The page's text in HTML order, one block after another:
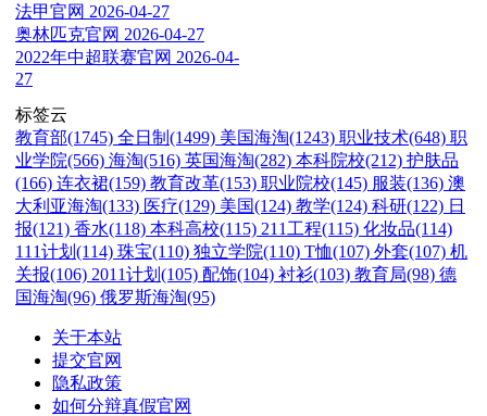
法甲官网 2026-04-27
奥林匹克官网 2026-04-27
2022年中超联赛官网 2026-04-
27
标签云
教育部(1745) 全日制(1499) 美国海淘(1243) 职业技术(648) 职
业学院(566) 海淘(516) 英国海淘(282) 本科院校(212) 护肤品
(166) 连衣裙(159) 教育改革(153) 职业院校(145) 服装(136) 澳
大利亚海淘(133) 医疗(129) 美国(124) 教学(124) 科研(122) 日
报(121) 香水(118) 本科高校(115) 211工程(115) 化妆品(114)
111计划(114) 珠宝(110) 独立学院(110) T恤(107) 外套(107) 机
关报(106) 2011计划(105) 配饰(104) 衬衫(103) 教育局(98) 德
国海淘(96) 俄罗斯海淘(95)
关于本站
提交官网
隐私政策
如何分辩真假官网